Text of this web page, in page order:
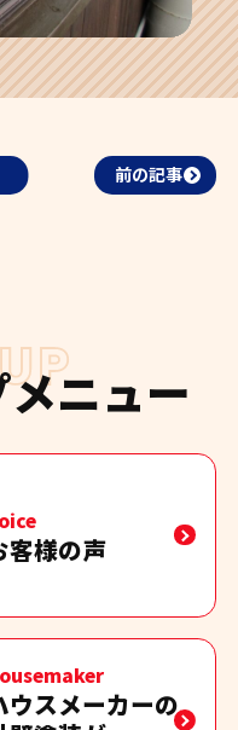
前の記事
ニュー
客様の声
ウスメーカーの